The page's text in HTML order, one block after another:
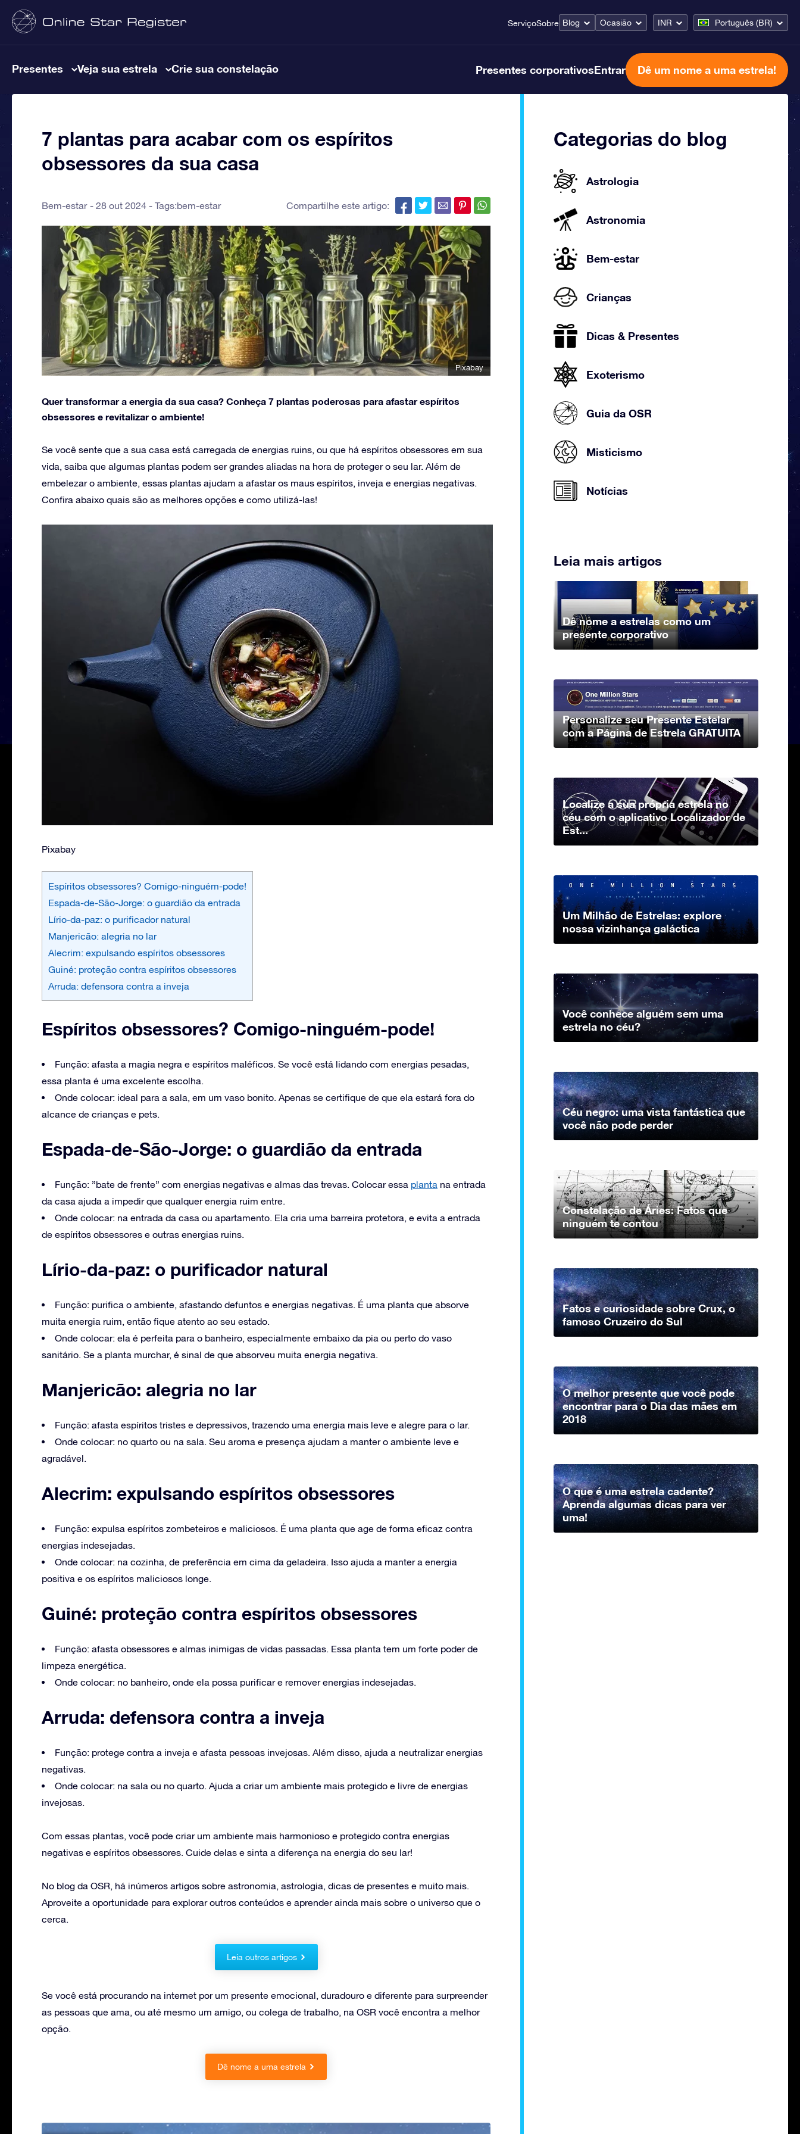
ServiçoSobre Blog Ocasião INR Português (BR)
Presentes Veja sua estrela Crie sua constelação Presentes corporativosEntrar Dê um nome a uma estrela!
7 plantas para acabar com os espíritos
obsessores da sua casa
Bem-estar 28 out 2024 - Tags:bem-estar Compartilhe este artigo:
Pixabay
Quer transformar a energia da sua casa? Conheça 7 plantas poderosas para afastar espíritos
obsessores e revitalizar o ambiente!
Se você sente que a sua casa está carregada de energias ruins, ou que há espíritos obsessores em sua
vida, saiba que algumas plantas podem ser grandes aliadas na hora de proteger o seu lar. Além de
embelezar o ambiente, essas plantas ajudam a afastar os maus espíritos, inveja e energias negativas.
Confira abaixo quais são as melhores opções e como utilizá-las!
Pixabay
Espíritos obsessores? Comigo-ninguém-pode!
Espada-de-São-Jorge: o guardião da entrada
Lírio-da-paz: o purificador natural
Manjericão: alegria no lar
Alecrim: expulsando espíritos obsessores
Guiné: proteção contra espíritos obsessores
Arruda: defensora contra a inveja
Espíritos obsessores? Comigo-ninguém-pode!
Função: afasta a magia negra e espíritos maléficos. Se você está lidando com energias pesadas,
essa planta é uma excelente escolha.
Onde colocar: ideal para a sala, em um vaso bonito. Apenas se certifique de que ela estará fora do
alcance de crianças e pets.
Espada-de-São-Jorge: o guardião da entrada
Função: ”bate de frente” com energias negativas e almas das trevas. Colocar essa planta na entrada
da casa ajuda a impedir que qualquer energia ruim entre.
Onde colocar: na entrada da casa ou apartamento. Ela cria uma barreira protetora, e evita a entrada
de espíritos obsessores e outras energias ruins.
Lírio-da-paz: o purificador natural
Função: purifica o ambiente, afastando defuntos e energias negativas. É uma planta que absorve
muita energia ruim, então fique atento ao seu estado.
Onde colocar: ela é perfeita para o banheiro, especialmente embaixo da pia ou perto do vaso
sanitário. Se a planta murchar, é sinal de que absorveu muita energia negativa.
Manjericão: alegria no lar
Função: afasta espíritos tristes e depressivos, trazendo uma energia mais leve e alegre para o lar.
Onde colocar: no quarto ou na sala. Seu aroma e presença ajudam a manter o ambiente leve e
agradável.
Alecrim: expulsando espíritos obsessores
Função: expulsa espíritos zombeteiros e maliciosos. É uma planta que age de forma eficaz contra
energias indesejadas.
Onde colocar: na cozinha, de preferência em cima da geladeira. Isso ajuda a manter a energia
positiva e os espíritos maliciosos longe.
Guiné: proteção contra espíritos obsessores
Função: afasta obsessores e almas inimigas de vidas passadas. Essa planta tem um forte poder de
limpeza energética.
Onde colocar: no banheiro, onde ela possa purificar e remover energias indesejadas.
Arruda: defensora contra a inveja
Função: protege contra a inveja e afasta pessoas invejosas. Além disso, ajuda a neutralizar energias
negativas.
Onde colocar: na sala ou no quarto. Ajuda a criar um ambiente mais protegido e livre de energias
invejosas.
Com essas plantas, você pode criar um ambiente mais harmonioso e protegido contra energias
negativas e espíritos obsessores. Cuide delas e sinta a diferença na energia do seu lar!
No blog da OSR, há inúmeros artigos sobre astronomia, astrologia, dicas de presentes e muito mais.
Aproveite a oportunidade para explorar outros conteúdos e aprender ainda mais sobre o universo que o
cerca.
Leia outros artigos
Se você está procurando na internet por um presente emocional, duradouro e diferente para surpreender
as pessoas que ama, ou até mesmo um amigo, ou colega de trabalho, na OSR você encontra a melhor
opção.
Dê nome a uma estrela
Categorias do blog
Astrologia
Astronomia
Bem-estar
Crianças
Dicas & Presentes
Exoterismo
Guia da OSR
Misticismo
Notícias
Leia mais artigos
Dê nome a estrelas como um
presente corporativo
Personalize seu Presente Estelar
com a Página de Estrela GRATUITA
Localize a sua própria estrela no
céu com o aplicativo Localizador de
Est...
Um Milhão de Estrelas: explore
nossa vizinhança galáctica
Você conhece alguém sem uma
estrela no céu?
Céu negro: uma vista fantástica que
você não pode perder
Constelação de Áries: Fatos que
ninguém te contou
Fatos e curiosidade sobre Crux, o
famoso Cruzeiro do Sul
O melhor presente que você pode
encontrar para o Dia das mães em
2018
O que é uma estrela cadente?
Aprenda algumas dicas para ver
uma!